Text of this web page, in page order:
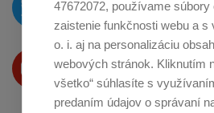
47672072, používame súbory
zaistenie funkčnosti webu a s
o. i. aj na personalizáciu
webových stránok. Kliknutím
všetko“ súhlasíte s
predaním údajov o správaní
naTwitteri
Produkty Vám
na Youtube